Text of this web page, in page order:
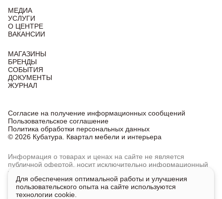
МЕДИА
УСЛУГИ
О ЦЕНТРЕ
ВАКАНСИИ
МАГАЗИНЫ
БРЕНДЫ
СОБЫТИЯ
ДОКУМЕНТЫ
ЖУРНАЛ
© 2026 Кубатура. Квартал мебели и интерьера
Согласие на получение информационных сообщений
Пользовательское соглашение
Политика обработки персональных данных
Информация о товарах и ценах на сайте не является
публичной офертой, носит исключительно информационный
характер.
Для получения подробной информации о наличии
и стоимости указанных товаров и услуг напишите или
позвоните нам.
Для обеспечения оптимальной работы и улучшения
пользовательского опыта на сайте используются
технологии cookie.